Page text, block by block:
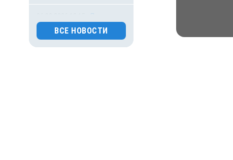
Происшествия
Мать пыталась спасти
выпавшего из окна
ВСЕ НОВОСТИ